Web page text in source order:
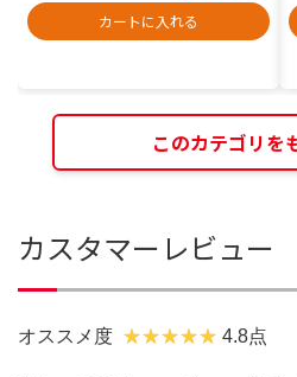
カートに入れる
このカテゴリを
カスタマーレビュー
オススメ度 4.8点